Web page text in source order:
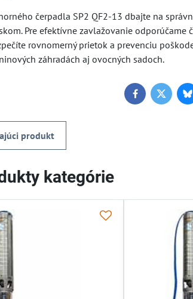
čerpadla SP2 QF2-13 dbajte na
Pre efektívne zavlažovanie
rovnomerný prietok a prevenciu
záhradách aj ovocných sadoch.
FacebookTwitter
produkt
kategórie